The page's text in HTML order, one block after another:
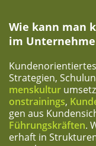
Wie kann man
im
Stra­te­gien,
mens­kul­tur
ons­trai­nings,
gen aus
Füh­rungs­kräf­ten.
er­haft in